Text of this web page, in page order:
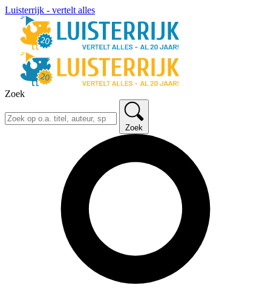
Luisterrijk - vertelt alles
Zoek
Zoek